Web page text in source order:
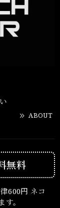
ABOUT
無料
600円 ネコ
。